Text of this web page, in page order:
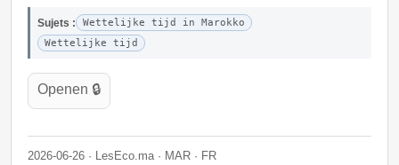
Sujets :
Wettelijke tijd in Marokko
Wettelijke tijd
Openen 🔒
2026-06-26 · LesEco.ma · MAR · FR